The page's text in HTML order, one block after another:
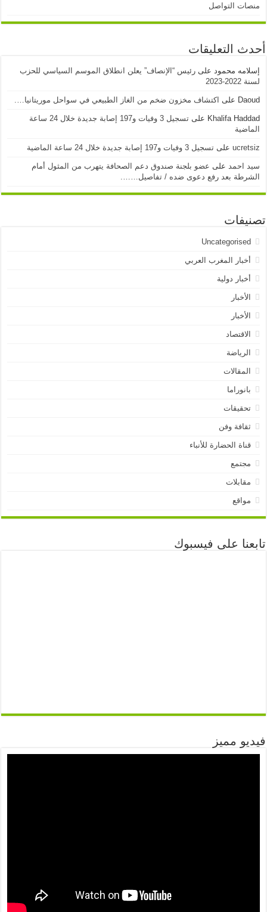
منصات التواصل
أحدث التعليقات
إسلامه محمود علىرئيس “الإنصاف” يعلن انطلاق الموسم السياسي للحزب
لسنة 2022-2023
Daoud على اكتشاف مخزون ضخم من الغاز الطبيعي في سواحل موريتانيا….
Khalifa Haddad على
تسجيل 3 وفيات و197 إصابة جديدة خلال 24 ساعة
الماضية
ucretsiz علىتسجيل 3 وفيات و197 إصابة جديدة خلال 24 ساعة الماضية
سيد احمد على عضو بلجنة صندوق دعم الصحافة يتهرب من المثول أمام
الشرطة بعد رفع دعوى ضده / تفاصيل…….
تصنيفات
Uncategorised
أخبار المغرب العربي
أخبار دولية
الأخبار
الأخبار
الاقتصاد
الرياضة
المقالات
بانوراما
تحقيقات
ثقافة وفن
قناة الحضارة للأنباء
مجتمع
مقابلات
مواقع
تابعنا على فيسبوك
فيديو مميز